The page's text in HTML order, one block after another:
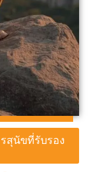
สุนัขที่รับรอง